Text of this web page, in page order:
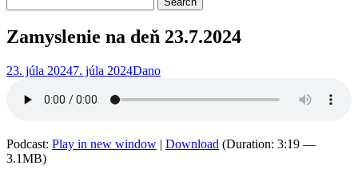
Zamyslenie na deň 23.7.2024
23. júla 20247. júla 2024Dano
Podcast: Play in new window | Download (Duration: 3:19 —
3.1MB)